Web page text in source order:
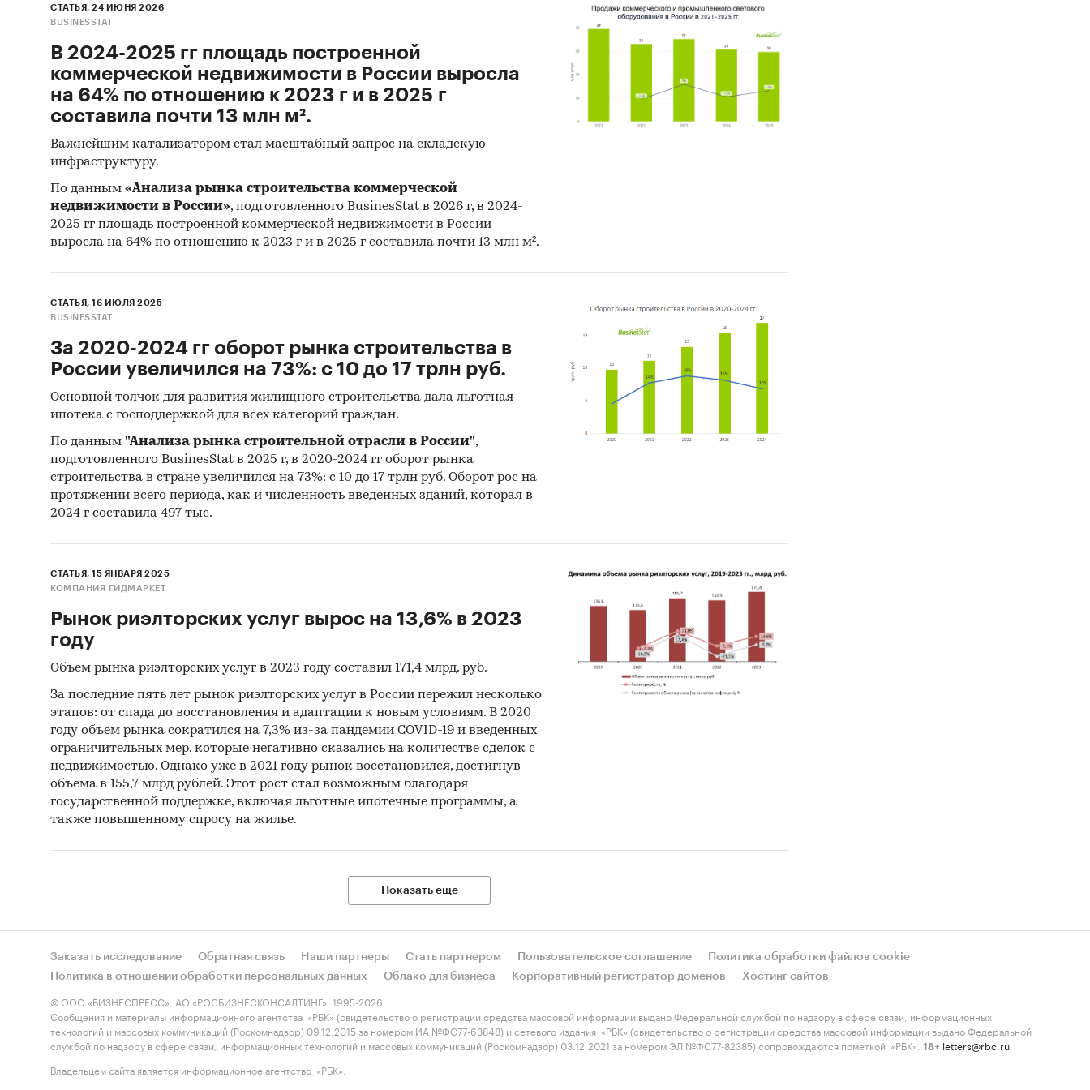
отслеживать тенденции изменения рыночной ситуации и
обеспечивать адекватность прогнозов текущим реалиям.
За 9 лет работы «Амикрон-консалтинг»:
− Подготовлено свыше 800 исследований с аналитикой и
− Результаты исследований опубликованы в
специализированных и научных изданиях, таких как «Вопросы
строительства», «Цемент и его применение», «Строительная
газета», «АСН-инфо», «Строительный Еженедельник» и многих
других.
при финансировании инвестиционных проектов и в текущей
Любое из подготовленных компанией исследований может быть
обновлено, дополнено, расширено.
Категории: Строительство и недвижимость
Россия / Сибирский федеральный округ
СТАТЬЯ, 24 ИЮНЯ 2026
BUSINESSTAT
В 2024-2025 гг площадь построенной
коммерческой недвижимости в России выросла
на 64% по отношению к 2023 г и в 2025 г
составила почти 13 млн м².
Важнейшим катализатором стал масштабный запрос на складскую
инфраструктуру.
По данным «Анализа рынка строительства коммерческой
недвижимости в России», подготовленного BusinesStat в 2026 г, в 2024-
2025 гг площадь построенной коммерческой недвижимости в России
выросла на 64% по отношению к 2023 г и в 2025 г составила почти 13 млн м².
СТАТЬЯ, 16 ИЮЛЯ 2025
BUSINESSTAT
За 2020-2024 гг оборот рынка строительства в
России увеличился на 73%: с 10 до 17 трлн руб.
Основной толчок для развития жилищного строительства дала льготная
ипотека с господдержкой для всех категорий граждан.
По данным "Анализа рынка строительной отрасли в России",
подготовленного BusinesStat в 2025 г, в 2020-2024 гг оборот рынка
строительства в стране увеличился на 73%: с 10 до 17 трлн руб. Оборот рос на
протяжении всего периода, как и численность введенных зданий, которая в
2024 г составила 497 тыс.
СТАТЬЯ, 15 ЯНВАРЯ 2025
КОМПАНИЯ ГИДМАРКЕТ
Рынок риэлторских услуг вырос на 13,6% в 2023
году
Объем рынка риэлторских услуг в 2023 году составил 171,4 млрд. руб.
За последние пять лет рынок риэлторских услуг в России пережил несколько
этапов: от спада до восстановления и адаптации к новым условиям. В 2020
году объем рынка сократился на 7,3% из-за пандемии COVID-19 и введенных
ограничительных мер, которые негативно сказались на количестве сделок с
недвижимостью. Однако уже в 2021 году рынок восстановился, достигнув
объема в 155,7 млрд рублей. Этот рост стал возможным благодаря
государственной поддержке, включая льготные ипотечные программы, а
также повышенному спросу на жилье.
Показать еще
Заказать исследование Обратная связь Наши партнеры Стать партнером Пользовательское соглашение
Политика обработки файлов cookie
Политика в отношении обработки персональных данных
Облако для бизнеса Корпоративный регистратор доменов Хостинг сайтов
© ООО «БИЗНЕСПРЕСС», АО «РОСБИЗНЕСКОНСАЛТИНГ», 1995-2026.
Сообщения и материалы информационного агентства «РБК» (свидетельство о регистрации средства массовой информации выдано Федеральной службой по надзору в сфере связи, информационных
технологий и массовых коммуникаций (Роскомнадзор) 09.12.2015 за номером ИА №ФС77-63848) и сетевого издания «РБК» (свидетельство о регистрации средства массовой информации выдано Федеральной
службой по надзору в сфере связи, информационных технологий и массовых коммуникаций (Роскомнадзор) 03.12.2021 за номером ЭЛ №ФС77-82385) сопровождаются пометкой «РБК».
18+ letters@rbc.ru
Владельцем сайта является информационное агентство «РБК».